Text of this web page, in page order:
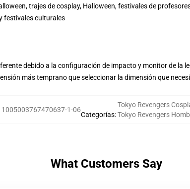
trajes de cosplay, Halloween, festivales de
festivales culturales
debido a la configuración de impacto y monitor de la
más temprano que seleccionar la dimensión que
1005003767470637-1-06
Categorías:
Tokyo Revengers
Tokyo Revengers
What Customers Say